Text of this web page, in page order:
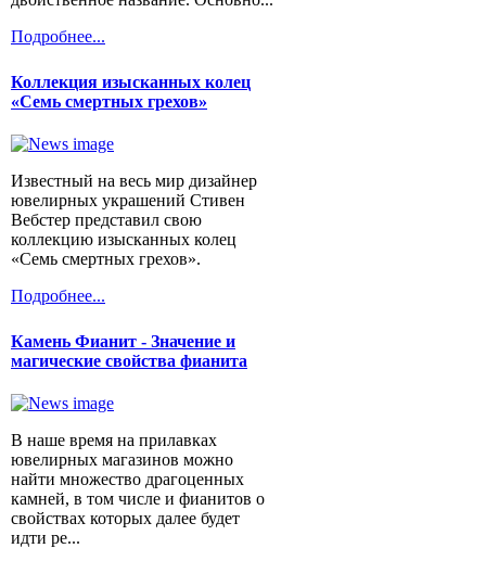
Подробнее...
Коллекция изысканных колец
«Семь смертных грехов»
Известный на весь мир дизайнер
ювелирных украшений Стивен
Вебстер представил свою
коллекцию изысканных колец
«Семь смертных грехов».
Подробнее...
Камень Фианит - Значение и
магические свойства фианита
В наше время на прилавках
ювелирных магазинов можно
найти множество драгоценных
камней, в том числе и фианитов о
свойствах которых далее будет
идти ре...